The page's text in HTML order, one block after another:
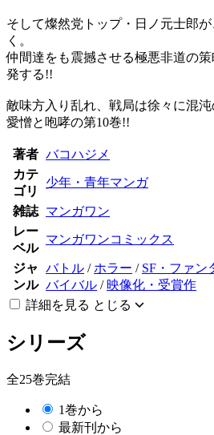
そして燦然党トップ・日ノ元士郎
く。
仲間達をも震撼させる極悪非道の
発する!!
敵味方入り乱れ、戦局は徐々に混
愛憎と咆哮の第10巻!!
著者 バコハジメ
カテ
ゴリ
少年・青年マンガ
雑誌 マンガワン
レー
ベル
マンガワンコミックス
ジャ
ンル
バトル / ホラー / SF・ファン
バイバル / 映像化・受賞作
詳細を見る とじる
シリーズ
全25巻完結
1巻から
最新刊から